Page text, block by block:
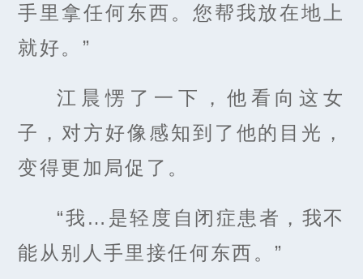
手里拿任何东西。您帮我放在地上
就好。”
江晨愣了一下，他看向这女
子，对方好像感知到了他的目光，
变得更加局促了。
“我…是轻度自闭症患者，我不
能从别人手里接任何东西。”